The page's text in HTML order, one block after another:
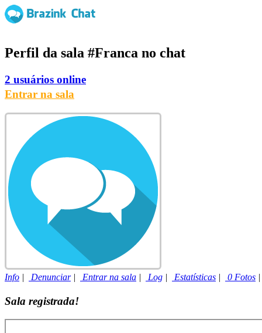
Perfil da sala #Franca no chat
2 usuários online
Entrar na sala
Info | Denunciar| Entrar na sala | Log | Estatísticas | 0 Fotos
Sala registrada!